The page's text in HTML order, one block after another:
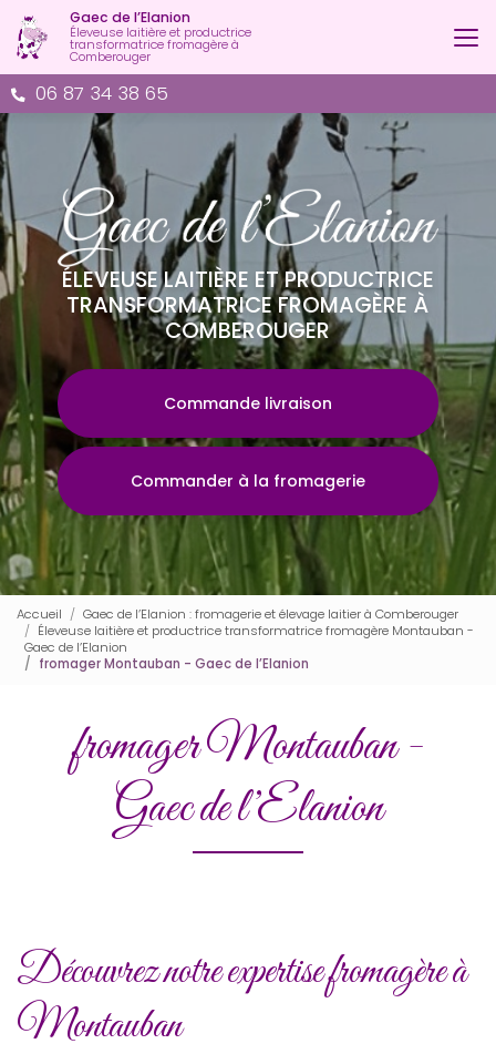
Aller
au
contenu
principal
06 87 34 38 65
Gaec de l’Elanion
Éleveuse laitière et productrice
transformatrice fromagère à
Comberouger
ÉLEVEUSE LAITIÈRE ET PRODUCTRICE
TRANSFORMATRICE FROMAGÈRE À
COMBEROUGER
Commande livraison
Commander à la fromagerie
Accueil
Gaec de l’Elanion : fromagerie et élevage laitier à Comberouger
Éleveuse laitière et productrice transformatrice fromagère Montauban -
Gaec de l’Elanion
fromager Montauban - Gaec de l’Elanion
fromager Montauban -
Gaec de l’Elanion
Découvrez notre expertise fromagère à
Montauban